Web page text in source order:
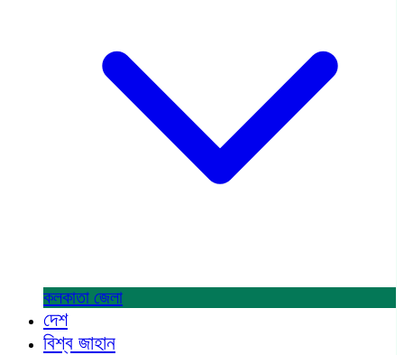
কলকাতা জেলা
দেশ
বিশ্ব জাহান